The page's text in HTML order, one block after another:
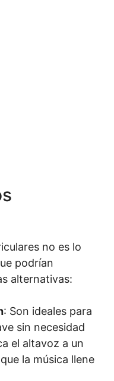
no es lo
podrían
alternativas:
: Son ideales para
sin necesidad
el altavoz a un
la música llene